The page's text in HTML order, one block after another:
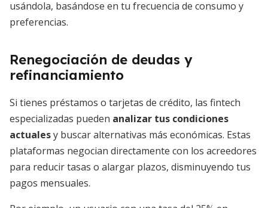
usándola, basándose en tu frecuencia de consumo y
preferencias.
Renegociación de deudas y
refinanciamiento
Si tienes préstamos o tarjetas de crédito, las fintech
especializadas pueden analizar tus condiciones
actualesy buscar alternativas más económicas. Estas
plataformas negocian directamente con los acreedores
para reducir tasas o alargar plazos, disminuyendo tus
pagos mensuales.